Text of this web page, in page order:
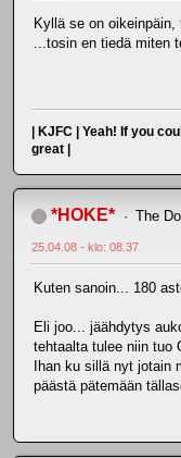
Kyllä se on
...tosin en tiedä miten
| KJFC | Yeah! If you
great |
*HOKE* The
25.04.08 - klo: 08.37
Kuten sanoin... 180
Eli joo... jäähdytys
tehtaalta tulee niin tuo
Ihan ku sillä nyt
päästä pätemään